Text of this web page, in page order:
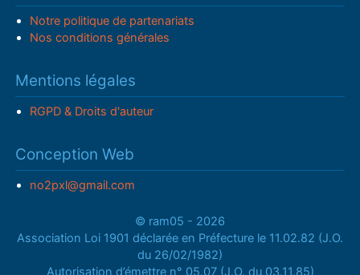
Notre politique de partenariats
Nos conditions générales
Mentions légales
RGPD & Droits d'auteur
Conception Web
no2pxl@gmail.com
© ram05 - 2026
Association Loi 1901 déclarée en Préfecture le 11.02.82 (J.O.
du 26/02/1982)
Autorisation d’émettre n° 05.07 (J.O. du 03.11.85)